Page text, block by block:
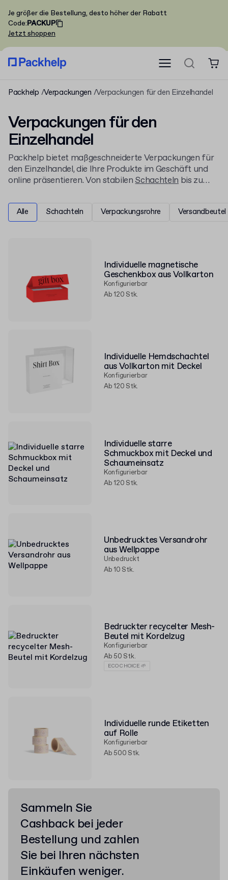
Je größer die Bestellung, desto höher der Rabatt
Code:PACKUP
Jetzt shoppen
Packhelp Verpackungen Verpackungen für den Einzelhandel
Verpackungen für den
Einzelhandel
Packhelp bietet maßgeschneiderte Verpackungen für
den Einzelhandel, die Ihre Produkte im Geschäft und
online präsentieren. Von stabilenSchachteln bis zu
bereits ab kleinen Mindestbestellmengen.
Alle Schachteln Verpackungsrohre Versandbeutel
Individuelle magnetische
Geschenkbox aus Vollkarton
Konfigurierbar
Ab 120 Stk.
Individuelle Hemdschachtel
aus Vollkarton mit Deckel
Konfigurierbar
Ab 120 Stk.
Individuelle starre
Schmuckbox mit Deckel und
Schaumeinsatz
Konfigurierbar
Ab 120 Stk.
Unbedrucktes Versandrohr
aus Wellpappe
Unbedruckt
Ab 10 Stk.
Bedruckter recycelter Mesh-
Beutel mit Kordelzug
Konfigurierbar
Ab 50 Stk.
ECO CHOICE 🌱
Individuelle runde Etiketten
auf Rolle
Konfigurierbar
Ab 500 Stk.
Sammeln Sie
Cashback bei jeder
Bestellung und zahlen
Sie bei Ihren nächsten
Einkäufen weniger.